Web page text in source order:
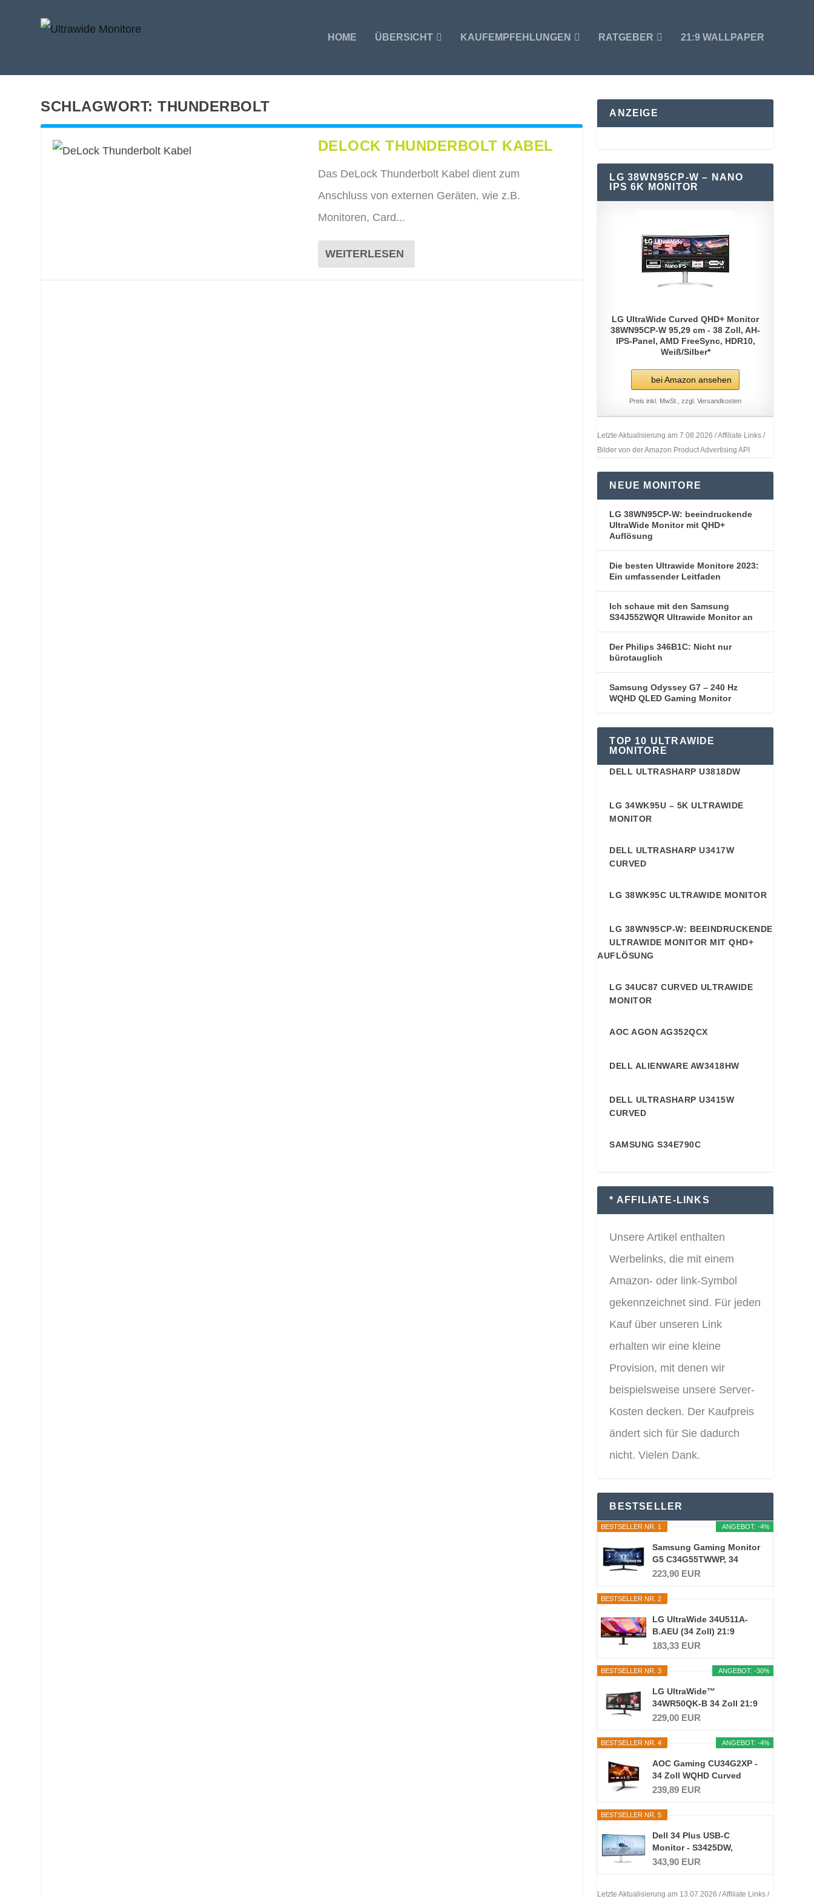
HOME ÜBERSICHT KAUFEMPFEHLUNGEN RATGEBER 21:9 WALLPAPER
SCHLAGWORT:THUNDERBOLT
DELOCK THUNDERBOLT KABEL
Das DeLock Thunderbolt Kabel dient zum
Anschluss von externen Geräten, wie z.B.
Monitoren, Card...
WEITERLESEN
ANZEIGE
LG 38WN95CP-W – NANO
IPS 6K MONITOR
LG UltraWide Curved QHD+ Monitor
38WN95CP-W 95,29 cm - 38 Zoll, AH-
IPS-Panel, AMD FreeSync, HDR10,
Weiß/Silber*
bei Amazon ansehen
Preis inkl. MwSt., zzgl. Versandkosten
Letzte Aktualisierung am 7.08.2026 / Affiliate Links /
Bilder von der Amazon Product Advertising API
NEUE MONITORE
LG 38WN95CP-W: beeindruckende
UltraWide Monitor mit QHD+
Auflösung
Die besten Ultrawide Monitore 2023:
Ein umfassender Leitfaden
Ich schaue mit den Samsung
S34J552WQR Ultrawide Monitor an
Der Philips 346B1C: Nicht nur
bürotauglich
Samsung Odyssey G7 – 240 Hz
WQHD QLED Gaming Monitor
TOP 10 ULTRAWIDE
MONITORE
DELL ULTRASHARP U3818DW
LG 34WK95U – 5K ULTRAWIDE
MONITOR
DELL ULTRASHARP U3417W
CURVED
LG 38WK95C ULTRAWIDE MONITOR
LG 38WN95CP-W: BEEINDRUCKENDE
ULTRAWIDE MONITOR MIT QHD+
AUFLÖSUNG
LG 34UC87 CURVED ULTRAWIDE
MONITOR
AOC AGON AG352QCX
DELL ALIENWARE AW3418HW
DELL ULTRASHARP U3415W
CURVED
SAMSUNG S34E790C
* AFFILIATE-LINKS
Unsere Artikel enthalten
Werbelinks, die mit einem
Amazon- oder link-Symbol
gekennzeichnet sind. Für jeden
Kauf über unseren Link
erhalten wir eine kleine
Provision, mit denen wir
beispielsweise unsere Server-
Kosten decken. Der Kaufpreis
ändert sich für Sie dadurch
nicht. Vielen Dank.
BESTSELLER
ANGEBOT: -4%
BESTSELLER NR. 1
Samsung Gaming Monitor
G5 C34G55TWWP, 34
Zoll...
223,90 EUR
BESTSELLER NR. 2
LG UltraWide 34U511A-
B.AEU (34 Zoll) 21:9
UWFHD...
183,33 EUR
ANGEBOT: -30%
BESTSELLER NR. 3
LG UltraWide™
34WR50QK-B 34 Zoll 21:9
Curved...
229,00 EUR
ANGEBOT: -4%
BESTSELLER NR. 4
AOC Gaming CU34G2XP -
34 Zoll WQHD Curved
Monitor...
239,89 EUR
BESTSELLER NR. 5
Dell 34 Plus USB-C
Monitor - S3425DW,
WQHD...
343,90 EUR
Letzte Aktualisierung am 13.07.2026 / Affiliate Links /